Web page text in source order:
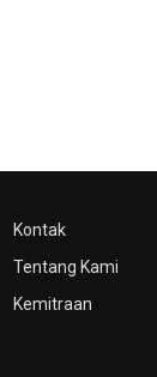
Kontak
Tentang Kami
Kemitraan